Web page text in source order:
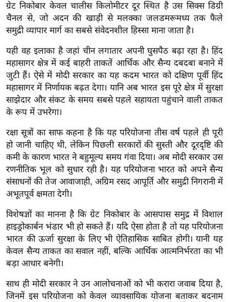
हि
त्य
ज
ग
त
ऑ
टो
व
र्ल्ड
न्यू
ज
ब्री
फ
म
नो
रं
ज
न
ज
ग
त
बॉ
ग्रेट निकोबार केवल चालीस किलोमीटर दूर स्थित है उस सिक्स डिग्री
चैनल से, जो अदन की खाड़ी से मलक्का जलडमरूमध्य तक फैले
समुद्री व्यापार मार्ग का सबसे संवेदनशील हिस्सा माना जाता है।
यही वह इलाका है जहां चीन लगातार अपनी घुसपैठ बढ़ा रहा है। हिंद
महासागर क्षेत्र में कई बाहरी ताकतें आर्थिक और सैन्य दबदबा बनाने में
जुटी हैं। ऐसे में मोदी सरकार का यह कदम भारत को दक्षिण पूर्वी हिंद
महासागर में निर्णायक बढ़त देगा। यानि अब भारत इस पूरे क्षेत्र में सुरक्षा
साझेदार और संकट के समय सबसे पहले सहायता पहुंचाने वाली ताकत
के रूप में उभरेगा।
रक्षा सूत्रों का साफ कहना है कि यह परियोजना तीस वर्ष पहले ही पूरी
हो जानी चाहिए थी, लेकिन पिछली सरकारों की सुस्ती और दूरदृष्टि की
कमी के कारण भारत ने बहुमूल्य समय गंवा दिया। अब मोदी सरकार उस
रणनीतिक भूल को सुधार रही है। यह परियोजना भारत को अपने सैन्य
संसाधनों की तेज आवाजाही, अग्रिम रसद आपूर्ति और समुद्री निगरानी में
अभूतपूर्व क्षमता देगी।
विशेषज्ञों का मानना है कि ग्रेट निकोबार के आसपास समुद्र में विशाल
हाइड्रोकार्बन भंडार भी हो सकते हैं। यदि ऐसा होता है तो यह परियोजना
भारत की ऊर्जा सुरक्षा के लिए भी ऐतिहासिक साबित होगी। यानी यह
केवल सैन्य ताकत का सवाल नहीं, बल्कि आर्थिक आत्मनिर्भरता का भी
बड़ा आधार बनेगी।
साथ ही मोदी सरकार ने उन आलोचनाओं को भी करारा जवाब दिया है,
जिनमें इस परियोजना को केवल व्यावसायिक योजना बताकर बदनाम